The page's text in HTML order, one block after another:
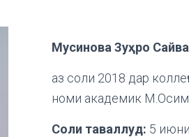
Мусинова Зуҳро
аз соли 2018 дар
номи академик
Соли таваллуд: 5